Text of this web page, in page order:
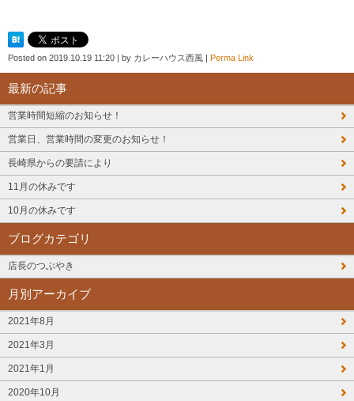
Posted on 2019.10.19 11:20 by カレーハウス西風 Perma Link
最新の記事
営業時間短縮のお知らせ！
営業日、営業時間の変更のお知らせ！
長崎県からの要請により
11月の休みです
10月の休みです
ブログカテゴリ
店長のつぶやき
月別アーカイブ
2021年8月
2021年3月
2021年1月
2020年10月